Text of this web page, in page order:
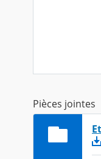
Pièces jointes